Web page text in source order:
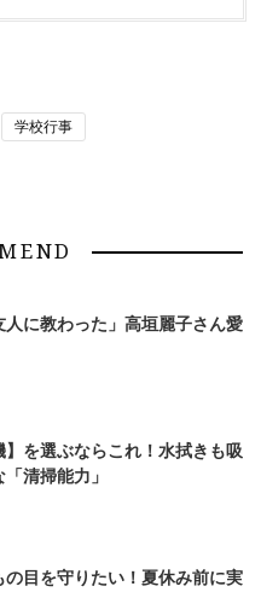
学校行事
人に教わった」高垣麗子さん愛
】を選ぶならこれ！水拭きも吸
清掃能力」
の目を守りたい！夏休み前に実